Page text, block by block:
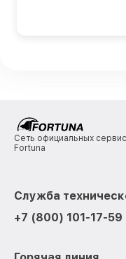
Сеть официальных
Fortuna
Служба
+7 (800) 101-17-59